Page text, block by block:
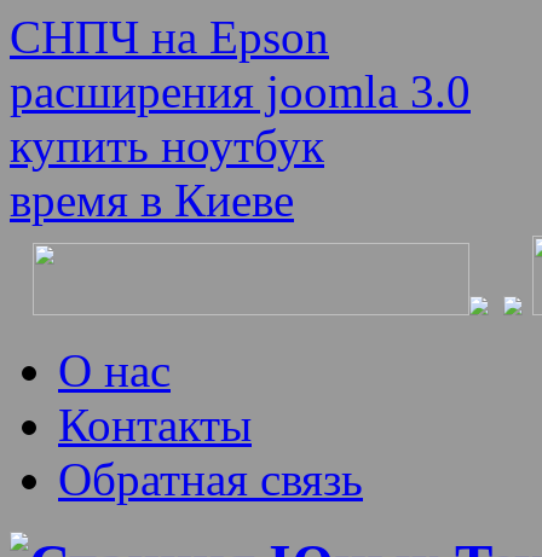
СНПЧ на Epson
расширения joomla 3.0
купить ноутбук
время в Киеве
О нас
Контакты
Обратная связь